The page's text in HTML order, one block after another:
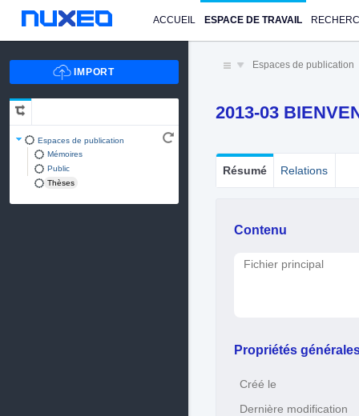
ACCUEIL ESPACE DE TRAVAIL
Espaces de publication
Mémoires
Public
Thèses
Espaces de publication
2013-03
Résumé Relations
Contenu
Fichier principal
Propriétés
Créé le
Dernière modification